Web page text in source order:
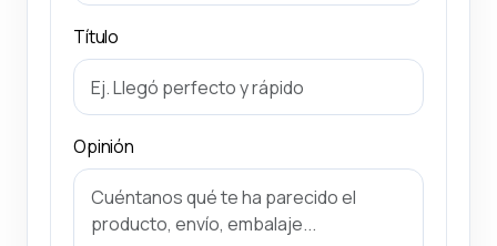
Título
Opinión